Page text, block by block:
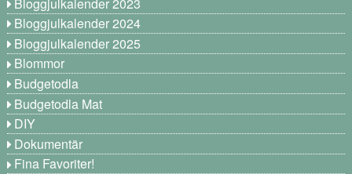
Bloggjulkalender 2024
Bloggjulkalender 2025
Blommor
Budgetodla
Budgetodla Mat
DIY
Dokumentär
Fina Favoriter!